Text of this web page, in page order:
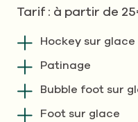
Tarif : à partir de
Hockey sur glace
Patinage
Bubble foot sur
Foot sur glace